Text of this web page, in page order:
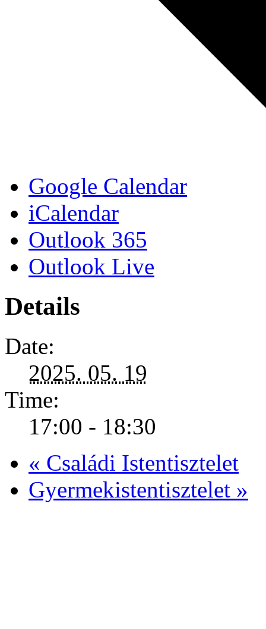
Google Calendar
iCalendar
Outlook 365
Outlook Live
Details
Date:
2025. 05. 19
Time:
17:00 - 18:30
« Családi Istentisztelet
Gyermekistentisztelet »